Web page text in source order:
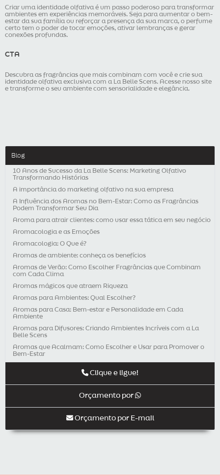
Criar uma identidade olfativa é um passo poderoso para transformar
ambientes em experiências memoráveis. Seja para aumentar o bem-
estar da sua família ou reforçar a presença da sua marca, o perfume
certo tem o poder de tocar emoções, ativar lembranças e gerar
conexões profundas.
CTA
Descubra as fragrâncias que mais combinam com você e crie sua
identidade olfativa exclusiva com a La Belle Scens. Acesse nosso site
e transforme o seu ambiente com sensorialidade e elegância.
Blog
10 Anos de Sucesso da La Belle Scens: Marketing Olfativo
Transformando Histórias
A importância do marketing olfativo na sua empresa
A Influência dos Aromas no Bem-Estar: Como as Fragrâncias
Podem Transformar Seu Dia
Aroma para atrair clientes: como usar essa tática em seu negócio
Aromacologia e as Emoções
Aromacologia: O Que é?
Aromas de ambiente: conheça os benefícios
Aromas de Verão: Como Escolher Fragrâncias que Combinam
com Cada Clima
Aromas mágicos que atraem Riqueza
Aromas para Ambientes: Qual Escolher?
Aromas para Casa: Bem-estar e Personalidade em Cada
Ambiente
Aromas para Difusores: Criando Ambientes Incríveis com a La
Belle Scens
Aromas que Acalmam: Como Escolher e Usar para Promover o
Bem-Estar
Aromaterapia e Sistema Imunológico: Como Fortalecer a Saúde
com Aromas
Aromaterapia é uma ótima opção para presente de Natal
Aromaterapia para Crianças: Benefícios e Cuidados
Aromaterapia para Pets: Benefícios para a Saúde dos Nossos
Aromatização de lojas para a Páscoa – a novidade
Clique e ligue!
Orçamento por
Orçamento por E-mail